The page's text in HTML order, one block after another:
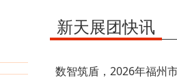
新天展团快讯
数智筑盾，2026年福州